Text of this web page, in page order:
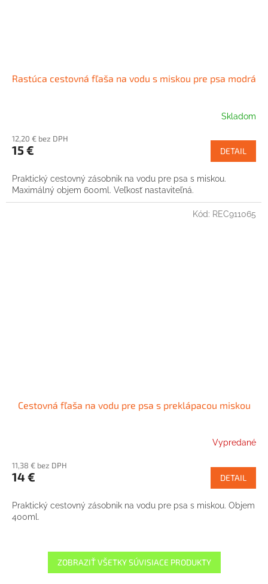
Rastúca cestovná fľaša na vodu s miskou pre psa modrá
Skladom
12,20 € bez DPH
15 € DETAIL
Praktický cestovný zásobnik na vodu pre psa s miskou.
Maximálný objem 600ml. Veľkosť nastaviteľná.
Cestovná fľaša na vodu pre psa s preklápacou miskou
Vypredané
11,38 € bez DPH
14 € DETAIL
Praktický cestovný zásobnik na vodu pre psa s miskou. Objem
400ml.
Kód: REC911065
ZOBRAZIŤ VŠETKY SÚVISIACE PRODUKTY